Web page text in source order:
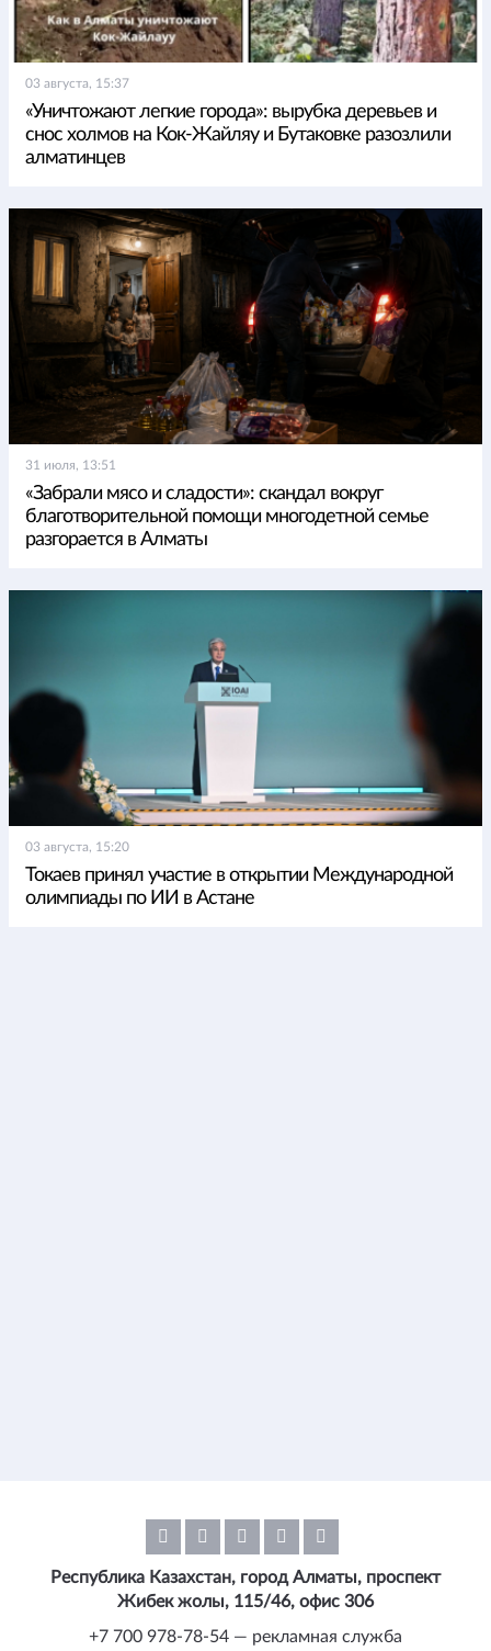
03 августа, 15:37
«Уничтожают легкие города»: вырубка деревьев и
снос холмов на Кок-Жайляу и Бутаковке разозлили
алматинцев
31 июля, 13:51
«Забрали мясо и сладости»: скандал вокруг
благотворительной помощи многодетной семье
разгорается в Алматы
03 августа, 15:20
Токаев принял участие в открытии Международной
олимпиады по ИИ в Астане
Республика Казахстан, город Алматы, проспект
Жибек жолы, 115/46, офис 306
+7 700 978-78-54 — рекламная служба